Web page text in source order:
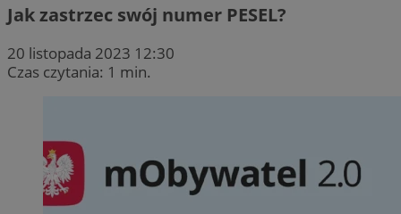
Jak zastrzec swój numer PESEL?
20 listopada 2023 12:30
Czas czytania: 1 min.